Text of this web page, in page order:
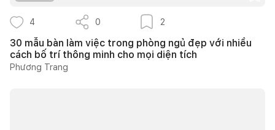
4 0 2
30 mẫu bàn làm việc trong phòng ngủ đẹp với nhiều
cách bố trí thông minh cho mọi diện tích
Phương Trang